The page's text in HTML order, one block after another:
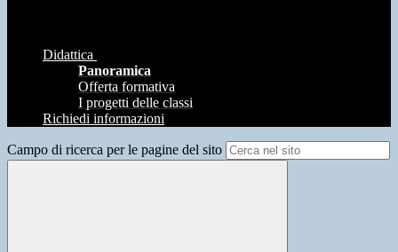
Didattica
Panoramica
Offerta formativa
I progetti delle classi
Richiedi informazioni
Campo di ricerca per le pagine del sito